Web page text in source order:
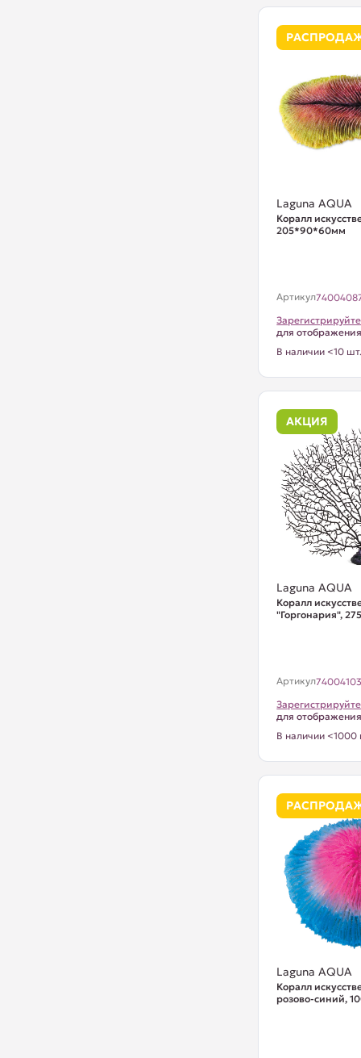
Laguna AQUA
Коралл
205*90*60мм
Артикул
для
В наличии <10
АКЦИЯ
Laguna AQUA
Коралл
"Горгонария",
Артикул
для
В наличии <1000
Laguna AQUA
Коралл
розово-синий,